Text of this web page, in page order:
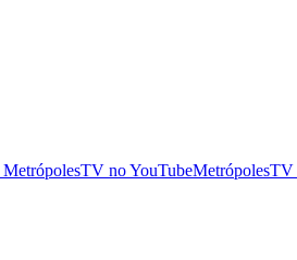
MetrópolesTV noYouTubeMetrópolesTV